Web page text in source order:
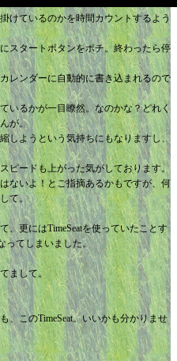
けているのかを時間カウントするよう
スタートボタンをポチ。終わったら停
レンダーに自動的に書き込まれるので
いるかが一目瞭然。なのかな？どれく
が。
しようという気持ちにもなりますし、
ピードも上がった気がしております。
ないよ！とご指摘あるかもですが、何
て。
、更にはTimeSeatを使っていたことす
ってしまいました。
まして。
、このTimeSeat。いいかも分かりませ